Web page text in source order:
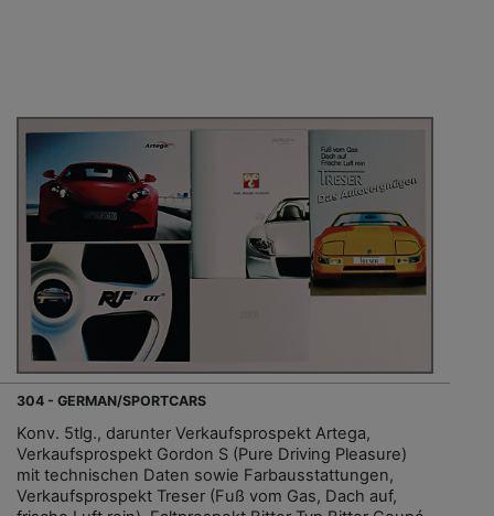
304 - GERMAN/SPORTCARS
Konv. 5tlg., darunter Verkaufsprospekt Artega,
Verkaufsprospekt Gordon S (Pure Driving Pleasure)
mit technischen Daten sowie Farbausstattungen,
Verkaufsprospekt Treser (Fuß vom Gas, Dach auf,